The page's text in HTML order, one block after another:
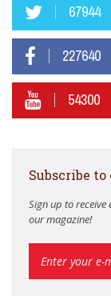
67944
227640
54300
Subscribe
Sign up to
our magazine!